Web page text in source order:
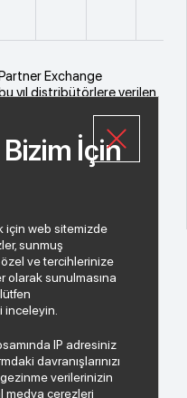
Exchange
yıl distribütörlere verilen
sahibi oldu.
değerli üreticimiz
sağlayan tüm iş
İçin
için web sitemizde
sunmuş
ve tercihlerinize
olarak sunulmasına
inceleyin.
IP adresiniz
davranışlarınızı
verilerinizin
medya çerezleri